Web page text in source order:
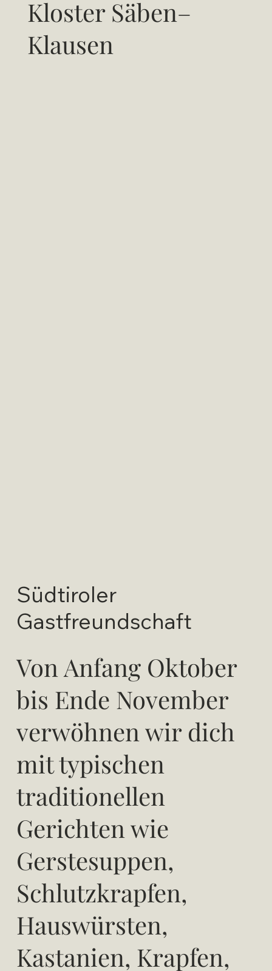
Kloster Säben–
Klausen
Von Anfang Oktober
bis Ende November
verwöhnen wir dich
mit typischen
traditionellen
Gerichten wie
Gerstesuppen,
Schlutzkrapfen,
Hauswürsten,
Kastanien, Krapfen,
Südtiroler
Gastfreundschaft